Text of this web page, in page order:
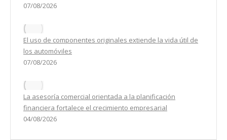
07/08/2026
El uso de componentes originales extiende la vida útil de
los automóviles
07/08/2026
La asesoría comercial orientada a la planificación
financiera fortalece el crecimiento empresarial
04/08/2026